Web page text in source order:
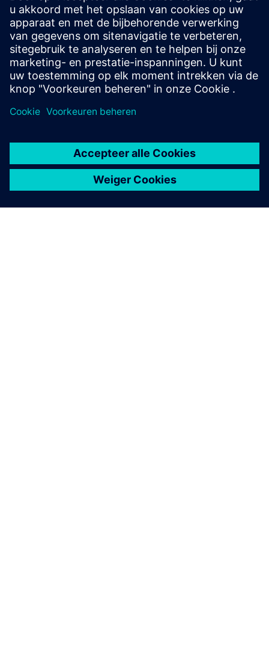
SENTRON Digital ecosystem brings transparency of the
power distribution. With the data of energy consumption
energy efficiency can be optimized. With the data of the
protection...
Meer informatie